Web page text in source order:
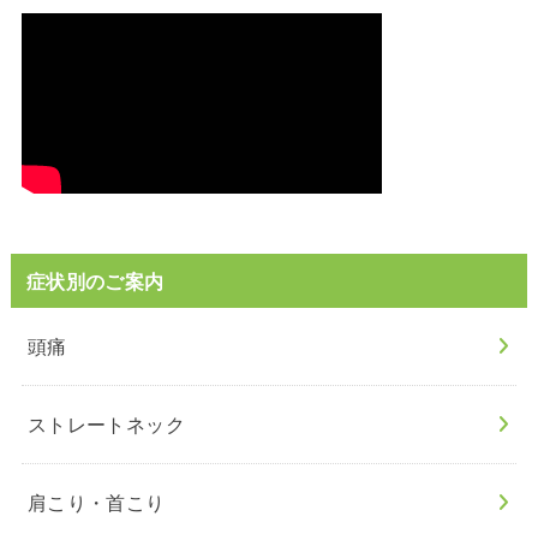
症状別のご案内
頭痛
ストレートネック
肩こり・首こり